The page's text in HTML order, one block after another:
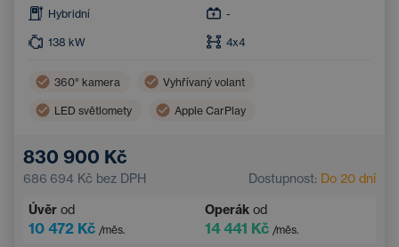
Hybridní -
138 kW 4x4
360° kamera Vyhřívaný volant
LED světlomety Apple CarPlay
Panoramatická střecha
Zatmavená okna Navigace
830 900 Kč
686 694 Kč bez DPH Dostupnost: Do 20 dní
Úvěr od
10 472 Kč /měs.
Operák od
14 441 Kč /měs.